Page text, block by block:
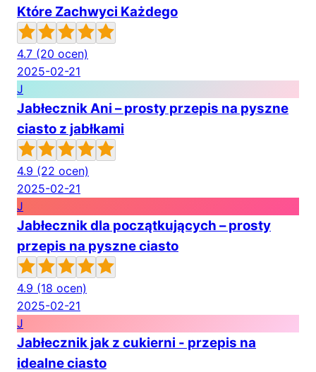
Które Zachwyci Każdego
4.7 (20 ocen)
2025-02-21
J
Jabłecznik Ani – prosty przepis na pyszne
ciasto z jabłkami
4.9 (22 ocen)
2025-02-21
J
Jabłecznik dla początkujących – prosty
przepis na pyszne ciasto
4.9 (18 ocen)
2025-02-21
J
Jabłecznik jak z cukierni - przepis na
idealne ciasto